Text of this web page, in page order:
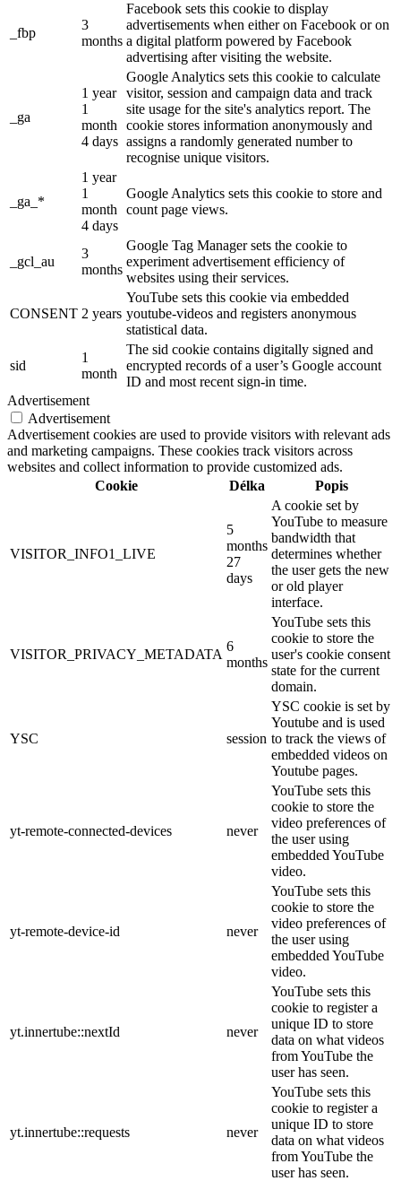
_fbp
3
months
Facebook sets this cookie to display
advertisements when either on Facebook or on
a digital platform powered by Facebook
advertising after visiting the website.
_ga
1 year
1
month
4 days
Google Analytics sets this cookie to calculate
visitor, session and campaign data and track
site usage for the site's analytics report. The
cookie stores information anonymously and
assigns a randomly generated number to
recognise unique visitors.
_ga_*
1 year
1
month
4 days
Google Analytics sets this cookie to store and
count page views.
_gcl_au
3
months
Google Tag Manager sets the cookie to
experiment advertisement efficiency of
websites using their services.
CONSENT 2 years
YouTube sets this cookie via embedded
youtube-videos and registers anonymous
statistical data.
sid
1
month
The sid cookie contains digitally signed and
encrypted records of a user’s Google account
ID and most recent sign-in time.
Advertisement
Advertisement
Advertisement cookies are used to provide visitors with relevant ads
and marketing campaigns. These cookies track visitors across
websites and collect information to provide customized ads.
Cookie
Délka Popis
VISITOR_INFO1_LIVE
5
months
27
days
A cookie set by
YouTube to measure
bandwidth that
determines whether
the user gets the new
or old player
interface.
VISITOR_PRIVACY_METADATA
6
months
YouTube sets this
cookie to store the
user's cookie consent
state for the current
domain.
YSC session
YSC cookie is set by
Youtube and is used
to track the views of
embedded videos on
Youtube pages.
yt-remote-connected-devices never
YouTube sets this
cookie to store the
video preferences of
the user using
embedded YouTube
video.
yt-remote-device-id never
YouTube sets this
cookie to store the
video preferences of
the user using
embedded YouTube
video.
yt.innertube::nextId never
YouTube sets this
cookie to register a
unique ID to store
data on what videos
from YouTube the
user has seen.
yt.innertube::requests never
YouTube sets this
cookie to register a
unique ID to store
data on what videos
from YouTube the
user has seen.